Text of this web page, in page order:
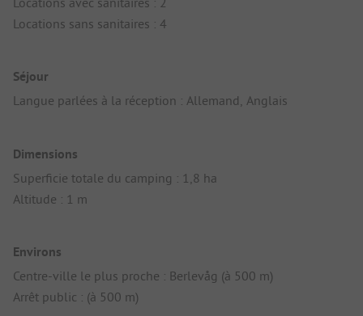
Locations sans sanitaires : 4
Séjour
Langue parlées à la réception : Allemand, Anglais
Dimensions
Superficie totale du camping : 1,8 ha
Altitude : 1 m
Environs
Centre-ville le plus proche : Berlevåg (à 500 m)
Arrêt public : (à 500 m)